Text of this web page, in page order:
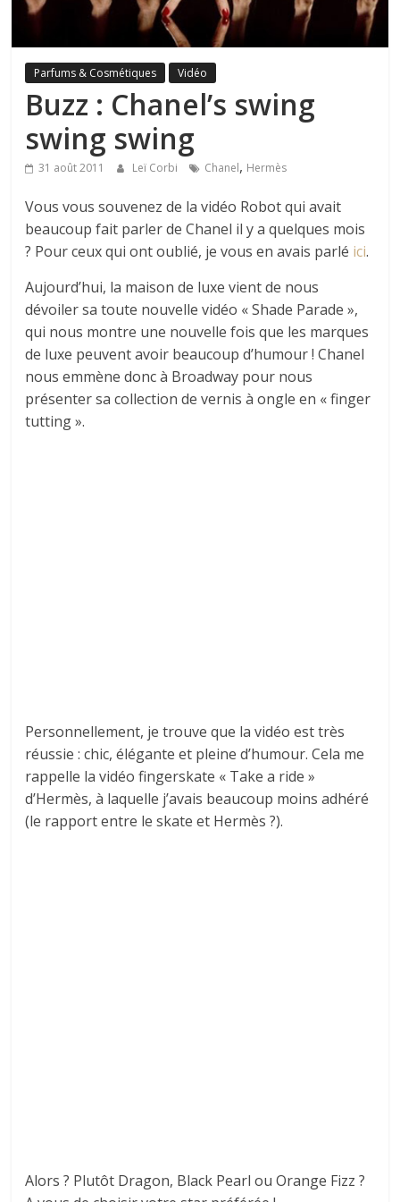
Parfums & Cosmétiques Vidéo
Buzz : Chanel’s swing
swing swing
31 août 2011 Leï Corbi Chanel, Hermès
Vous vous souvenez de la vidéo Robot qui avait
beaucoup fait parler de Chanel il y a quelques mois
? Pour ceux qui ont oublié, je vous en avais parlé ici.
Aujourd’hui, la maison de luxe vient de nous
dévoiler sa toute nouvelle vidéo « Shade Parade »,
qui nous montre une nouvelle fois que les marques
de luxe peuvent avoir beaucoup d’humour ! Chanel
nous emmène donc à Broadway pour nous
présenter sa collection de vernis à ongle en « finger
tutting ».
Personnellement, je trouve que la vidéo est très
réussie : chic, élégante et pleine d’humour. Cela me
rappelle la vidéo fingerskate « Take a ride »
d’Hermès, à laquelle j’avais beaucoup moins adhéré
(le rapport entre le skate et Hermès ?).
Alors ? Plutôt Dragon, Black Pearl ou Orange Fizz ?